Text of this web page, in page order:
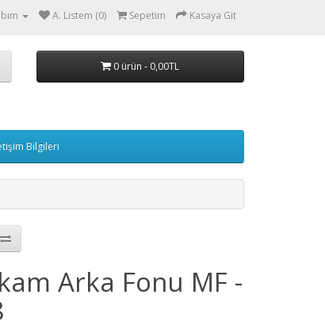
A. Listem (0) Sepetim Kasaya Git
0 ürün - 0,00TL
Bilgileri
Arka Fonu MF -